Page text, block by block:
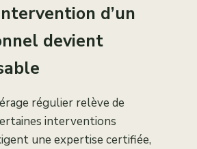
d’un
devient
régulier relève de
interventions
une expertise certifiée,